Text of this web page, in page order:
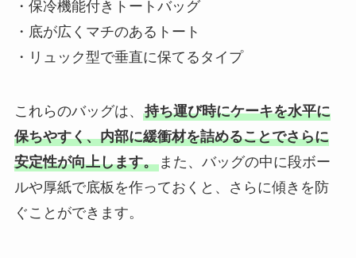
・保冷機能付きトートバッグ
・底が広くマチのあるトート
・リュック型で垂直に保てるタイプ
これらのバッグは、 持ち運び時にケーキを水平に
保ちやすく、内部に緩衝材を詰めることでさらに
安定性が向上します。また、バッグの中に段ボー
ルや厚紙で底板を作っておくと、さらに傾きを防
ぐことができます。